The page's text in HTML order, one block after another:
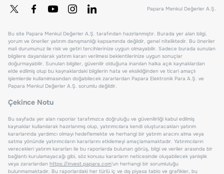
Papara Menkul Değerler A.Ş.
Bu site Papara Menkul Değerler A.Ş. tarafından hazırlanmıştır. Burada yer alan bilgi,
yorum ve öneriler yatırım danışmanlığı kapsamında değildir, genel niteliktedir. Bu öneriler
mali durumunuz ile risk ve getiri tercihlerinize uygun olmayabilir. Sadece burada sunulan
bilgilere dayanılarak yatırım kararı verilmesi beklentilerinize uygun sonuçlar
doğurmayabilir. Sunulan bilgiler, güvenilir olduğuna inanılan halka açık kaynaklardan
elde edilmiş olup bu kaynaklardaki bilgilerin hata ve eksikliğinden ve ticari amaçlı
işlemlerde kullanılmasından doğabilecek zararlardan Papara Elektronik Para A.Ş. ve
Papara Menkul Değerler A.Ş. sorumlu değildir.
Çekince Notu
Bu sayfada yer alan raporlar tarafımızca doğruluğu ve güvenilirliği kabul edilmiş
kaynaklar kullanılarak hazırlanmış olup, yatırımcılara kendi oluşturacakları yatırım
kararlarında yardımcı olmayı hedeflemekte ve herhangi bir yatırım aracını alma veya
satma yönünde yatırımcıların kararlarını etkilemeyi amaçlamamaktadır. Yatırımcıların
verecekleri yatırım kararları ile bu raporlarda bulunan görüş, bilgi ve veriler arasında bir
bağlantı kurulamayacağı gibi, söz konusu kararların neticesinde oluşabilecek yanlışlık
veya zararlardan https://invest.papara.com'un herhangi bir sorumluluğu
bulunmamaktadır. Bu raporlardaki her türlü iç ve dış piyasa tablo ve grafikler, bu